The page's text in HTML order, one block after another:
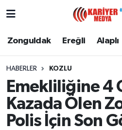
Zonguldak Ereğli Alaplı
HABERLER KOZLU
Emekliliğine 4
Kazada Ölen
Polis İçin Son
Zonguldak
Alaplı
Kozlu
Zonguldak Nöbetçi
Zonguldak Namaz
Zonguldak Trafik